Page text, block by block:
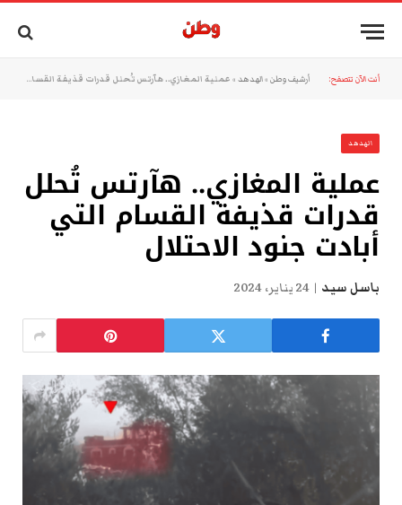
أنت الآن تتصفح: أرشيف وطن »الهدهد » عملية المغازي.. هآرتس تُحلل قدرات قذيفة القسام التي أبادت جنود الاحتلال
الهدهد
عملية المغازي.. هآرتس تُحلل
قدرات قذيفة القسام التي
أبادت جنود الاحتلال
باسل سيد 24 يناير، 2024